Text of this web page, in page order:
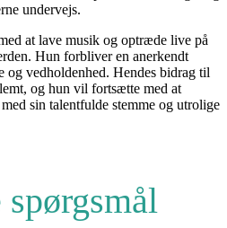
undervejs.
at lave musik og optræde live på
Hun forbliver en anerkendt
og vedholdenhed. Hendes bidrag til
og hun vil fortsætte med at
sin talentfulde stemme og utrolige